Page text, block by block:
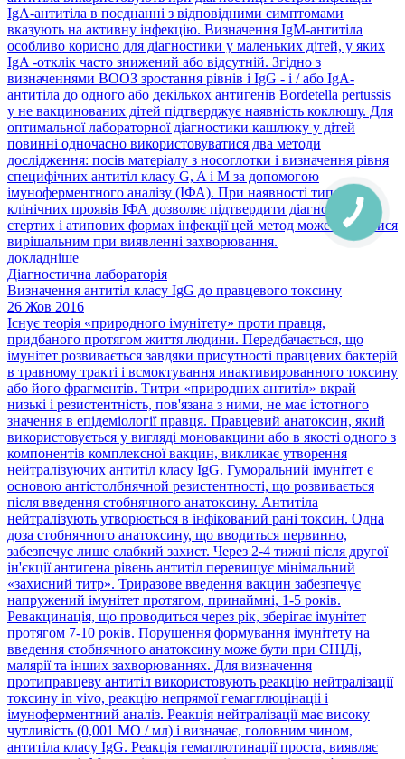
IgA-антитіла в поєднанні з відповідними симптомами
вказують на активну інфекцію. Визначення IgM-антитіла
особливо корисно для діагностики у маленьких дітей, у яких
IgA -отклік часто знижений або відсутній. Згідно з
визначеннями ВООЗ зростання рівнів і IgG - і / або IgA-
антитіла до одного або декількох антигенів Bordetella pertussis
у не вакцинованих дітей підтверджує наявність коклюшу. Для
оптимальної лабораторної діагностики кашлюку у дітей
повинні одночасно використовуватися два методи
дослідження: посів матеріалу з носоглотки і визначення рівня
специфічних антитіл класу G, A і М за допомогою
імуноферментного аналізу (ІФА). При наявності типових
клінічних проявів ІФА дозволяє підтвердити діагноз, а при
стертих і атипових формах інфекції цей метод може виявитися
вирішальним при виявленні захворювання.
докладніше
Діагностична лабораторія
Визначення антитіл класу IgG до правцевого токсину
26 Жов 2016
Існує теорія «природного імунітету» проти правця,
придбаного протягом життя людини. Передбачається, що
імунітет розвивається завдяки присутності правцевих бактерій
в травному тракті і всмоктування инактивированного токсину
або його фрагментів. Титри «природних антитіл» вкрай
низькі і резистентність, пов'язана з ними, не має істотного
значення в епідеміології правця. Правцевий анатоксин, який
використовується у вигляді моновакцини або в якості одного з
компонентів комплексної вакцин, викликає утворення
нейтралізуючих антитіл класу IgG. Гуморальний імунітет є
основою антістолбнячной резистентності, що розвивається
після введення стобнячного анатоксину. Антитіла
нейтралізують утворюється в інфікований рані токсин. Одна
доза стобнячного анатоксину, що вводиться первинно,
забезпечує лише слабкий захист. Через 2-4 тижні після другої
ін'єкції антигена рівень антитіл перевищує мінімальний
«захисний титр». Триразове введення вакцин забезпечує
напружений імунітет протягом, принаймні, 1-5 років.
Ревакцинація, що проводиться через рік, зберігає імунітет
протягом 7-10 років. Порушення формування імунітету на
введення стобнячного анатоксину може бути при СНІДі,
малярії та інших захворюваннях. Для визначення
протиправцеву антитіл використовують реакцію нейтралізації
токсину in vivo, реакцію непрямої гемагглюцінаціі і
імуноферментний аналіз. Реакція нейтралізації має високу
чутливість (0,001 МО / мл) і визначає, головним чином,
антитіла класу IgG. Реакція гемаглютинації проста, виявляє